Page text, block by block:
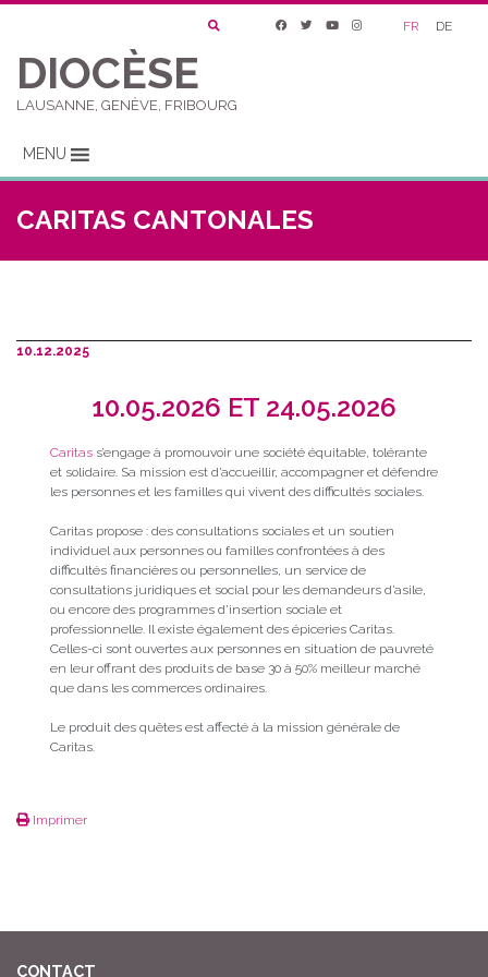
FR DE
DIOCÈSE
LAUSANNE, GENÈVE, FRIBOURG
MENU
CARITAS CANTONALES
10.12.2025
10.05.2026 ET 24.05.2026
Caritass’engage à promouvoir une société équitable, tolérante
et solidaire. Sa mission est d’accueillir, accompagner et défendre
les personnes et les familles qui vivent des difficultés sociales.
Caritas propose : des consultations sociales et un soutien
individuel aux personnes ou familles confrontées à des
difficultés financières ou personnelles, un service de
consultations juridiques et social pour les demandeurs d’asile,
ou encore des programmes d’insertion sociale et
professionnelle. Il existe également des épiceries Caritas.
Celles-ci sont ouvertes aux personnes en situation de pauvreté
en leur offrant des produits de base 30 à 50% meilleur marché
que dans les commerces ordinaires.
Le produit des quêtes est affecté à la mission générale de
Caritas.
Imprimer
CONTACT